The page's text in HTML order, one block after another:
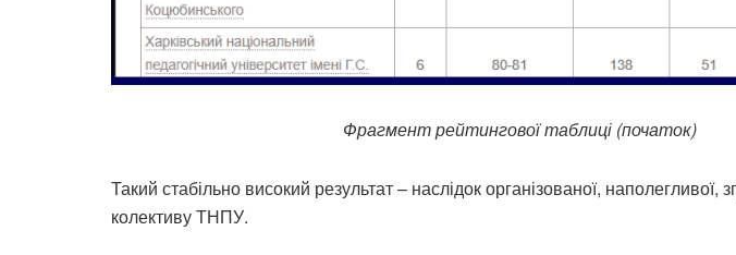
Фрагмент рейтингової таблиці (початок)
Такий стабільно високий результат – наслідок організованої, наполегливої,
колективу ТНПУ.